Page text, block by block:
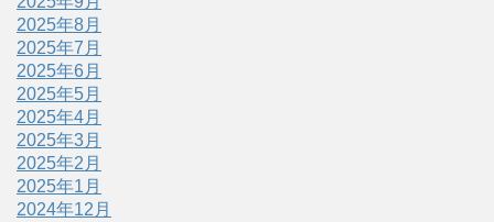
2025年8月
2025年7月
2025年6月
2025年5月
2025年4月
2025年3月
2025年2月
2025年1月
2024年12月